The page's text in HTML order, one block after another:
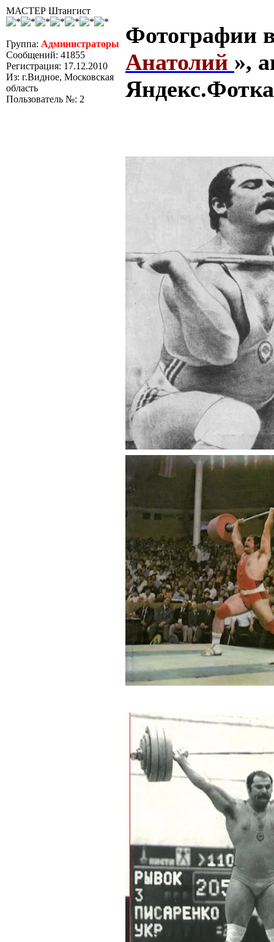
МАСТЕР Штангист
Группа: Администраторы
Сообщений: 41855
Регистрация: 17.12.2010
Из: г.Видное, Московская
область
Пользователь №: 2
Фотографии
Анатолий »,